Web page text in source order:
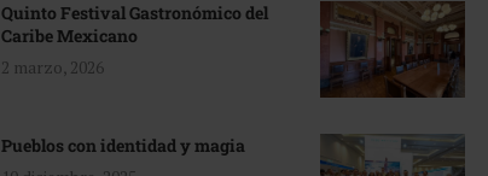
Quinto Festival Gastronómico del
Caribe Mexicano
2 marzo, 2026
Pueblos con identidad y magia